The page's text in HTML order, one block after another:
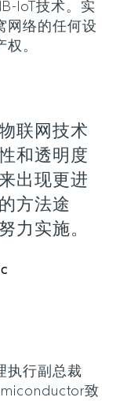
IoT技术。实
网络的任何设
。
联网技术
和透明度
出现更进
方法途
力实施。
执行副总裁
致